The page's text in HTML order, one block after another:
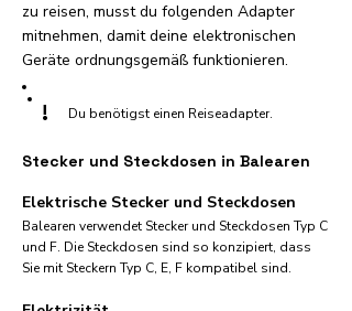
zu reisen, musst du folgenden Adapter
mitnehmen, damit deine elektronischen
Geräte ordnungsgemäß funktionieren.
! Du benötigst einen Reiseadapter.
Stecker und Steckdosen in Balearen
Elektrische Stecker und Steckdosen
Balearen verwendet Stecker und Steckdosen Typ C
und F. Die Steckdosen sind so konzipiert, dass
Sie mit Steckern Typ C, E, F kompatibel sind.